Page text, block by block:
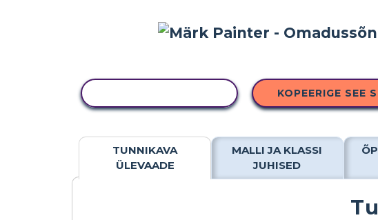
KOPEERIGE SEE
TUNNIKAVA
ÜLEVAADE
MALLI JA KLASSI
JUHISED